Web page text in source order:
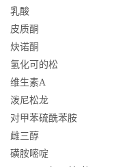
乳酸
皮质酮
炔诺酮
氢化可的松
维生素A
泼尼松龙
对甲苯硫酰苯胺
雌三醇
磺胺嘧啶